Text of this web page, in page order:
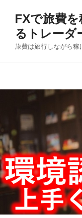
キ
FXで旅費
るトレーダ
旅費は旅行しながら稼